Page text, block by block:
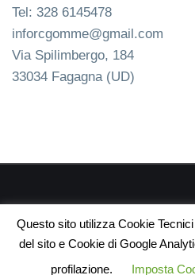
Tel: 328 6145478
inforcgomme@gmail.com
Via Spilimbergo, 184
33034 Fagagna (UD)
Questo sito utilizza Cookie
del sito e Cookie di Google
profilazione.
Imposta